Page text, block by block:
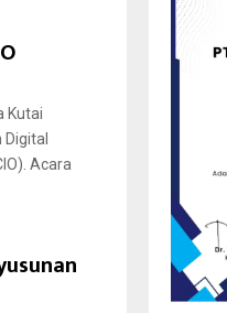
Kutai
Acara